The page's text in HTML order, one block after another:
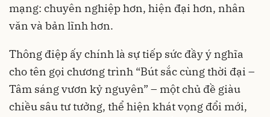
mạng: chuyên nghiệp hơn, hiện đại hơn, nhân
văn và bản lĩnh hơn.
Thông điệp ấy chính là sự tiếp sức đầy ý nghĩa
cho tên gọi chương trình “Bút sắc cùng thời đại –
Tâm sáng vươn kỷ nguyên” – một chủ đề giàu
chiều sâu tư tưởng, thể hiện khát vọng đổi mới,